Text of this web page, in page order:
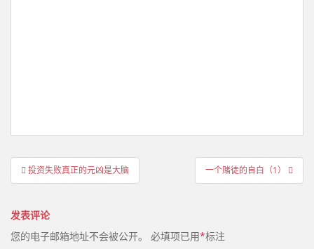
文
章
航
投资失败真正的元凶是大脑 一个赌徒的自白（1）
发表评论
您的电子邮箱地址不会被公开。 必填项已用*标注